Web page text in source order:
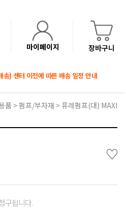
마이페이지 장바구니
내
품 >펌프/부자재 > 퓨레펌프(대) MAXI
♡
구됩니다.